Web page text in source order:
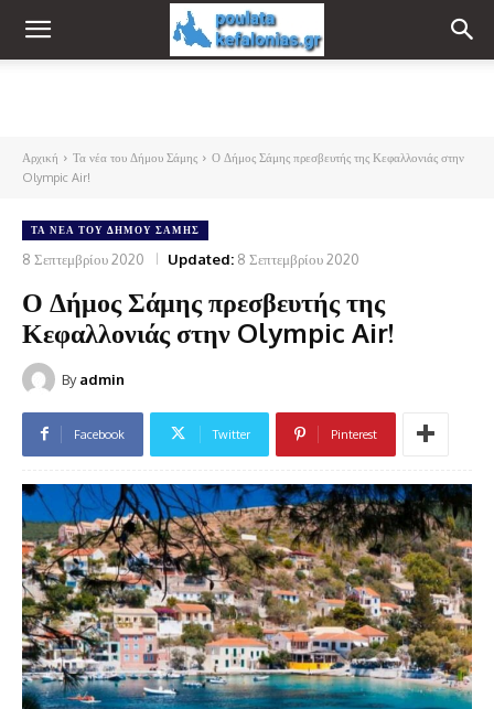
Αρχική Τα νέα του Δήμου Σάμης
Ο Δήμος Σάμης πρεσβευτής της Κεφαλλονιάς στην
Olympic Air!
ΤΑ ΝΈΑ ΤΟΥ ΔΉΜΟΥ ΣΆΜΗΣ
8 Σεπτεμβρίου 2020 Updated: 8 Σεπτεμβρίου 2020
Ο Δήμος Σάμης πρεσβευτής της
Κεφαλλονιάς στην Olympic Air!
By admin
Facebook Twitter Pinterest